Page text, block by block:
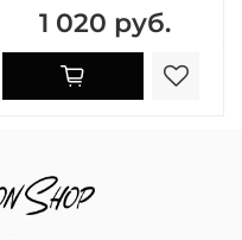
1 020 руб.